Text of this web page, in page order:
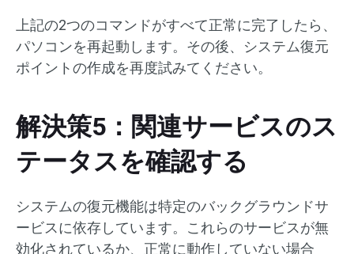
上記の2つのコマンドがすべて正常に完了したら、
パソコンを再起動します。その後、システム復元
ポイントの作成を再度試みてください。
解決策5：関連サービスのス
テータスを確認する
システムの復元機能は特定のバックグラウンドサ
ービスに依存しています。これらのサービスが無
効化されているか、正常に動作していない場合